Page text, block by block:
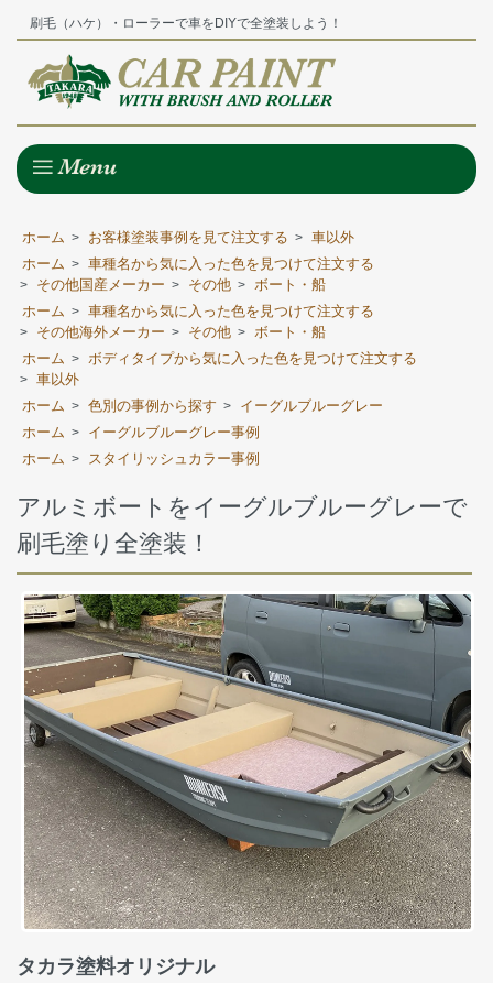
刷毛（ハケ）・ローラーで車をDIYで全塗装しよう！
ホーム > お客様塗装事例を見て注文する > 車以外
ホーム > 車種名から気に入った色を見つけて注文する
> その他国産メーカー > その他 >
ボート・船
ホーム > 車種名から気に入った色を見つけて注文する
> その他海外メーカー > その他 >
ボート・船
ホーム > ボディタイプから気に入った色を見つけて注文する
> 車以外
ホーム > 色別の事例から探す >
イーグルブルーグレー
ホーム >
イーグルブルーグレー事例
ホーム > スタイリッシュカラー事例
アルミボートをイーグルブルーグレーで
刷毛塗り全塗装！
タカラ塗料オリジナル